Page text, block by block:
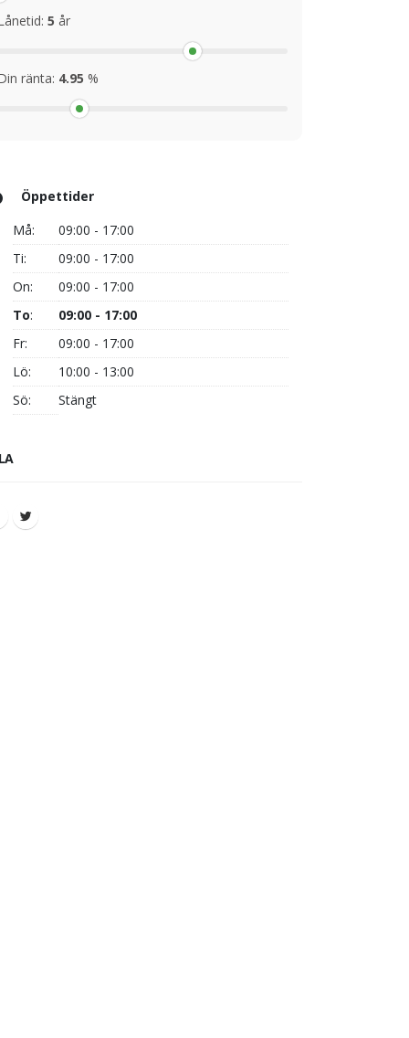
5 år
ränta: 4.95 %
Öppettider
Må:
09:00 - 17:00
Ti:
09:00 - 17:00
On:
09:00 - 17:00
To:
09:00 - 17:00
Fr:
09:00 - 17:00
Lö:
10:00 - 13:00
Sö:
Stängt